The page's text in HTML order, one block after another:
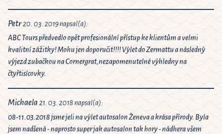
Petr20. 03. 2019 napsal(a):
ABC Tours předvedlo opět profesionální přístup ke klientům a velmi
kvalitní zážitky! Mohu jen doporučit!!!! Výlet do Zermattu a následný
výjezd zubačkou na Cornergrat,nezapomenutelné výhledny na
čtyřtisícovky.
Michaela21. 03. 2018 napsal(a):
08-11.03.2018 jsme jeli na výlet autosalon Ženeva a krása přírody. Byla
jsem nadšená - naprosto super jak autosalon tak hory - nádhera všem